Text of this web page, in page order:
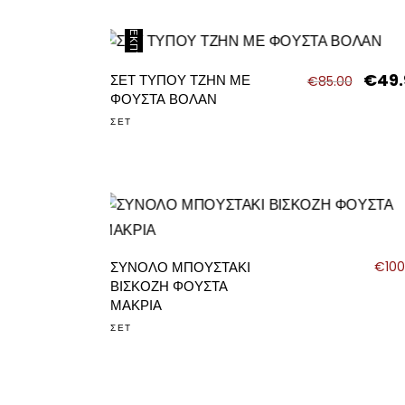
ΈΚΠΤΩΣΗ
ΣΕΤ ΤΥΠΟΥ ΤΖΗΝ ΜΕ
ΦΟΥΣΤΑ ΒΟΛΑΝ
€85.00 €
ΣΕΤ
ΣΥΝΟΛΟ ΜΠΟΥΣΤΑΚΙ
ΒΙΣΚΟΖΗ ΦΟΥΣΤΑ
ΜΑΚΡΙΑ
€
ΣΕΤ